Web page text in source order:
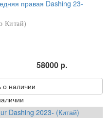
правая Dashing 23-
Китай)
58000 р.
о наличии
Dashing 2023- (Китай)